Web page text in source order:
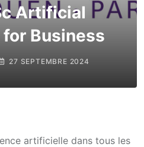
ArtificiaI
Business
27 SEPTEMBRE 2024
artificielle dans tous les